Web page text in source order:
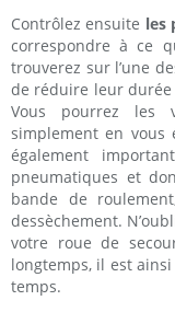
Contrôlez ensuite les
correspondre à ce
trouverez sur l’une
de réduire leur
Vous pourrez les
simplement en vous
également
pneumatiques et
bande de
dessèchement.
votre roue de
longtemps, il est
temps.